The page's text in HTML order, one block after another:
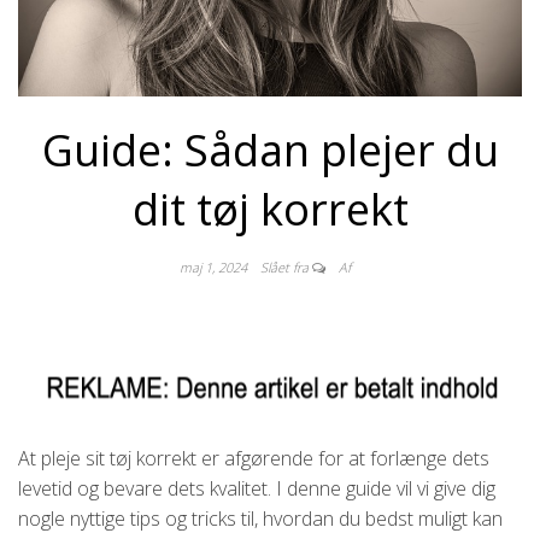
Guide: Sådan plejer du
dit tøj korrekt
maj 1, 2024 Slået fra Af
At pleje sit tøj korrekt er afgørende for at forlænge dets
levetid og bevare dets kvalitet. I denne guide vil vi give dig
nogle nyttige tips og tricks til, hvordan du bedst muligt kan